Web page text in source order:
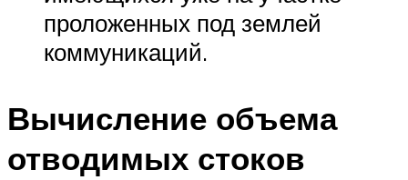
проложенных под землей
коммуникаций.
Вычисление объема
отводимых стоков